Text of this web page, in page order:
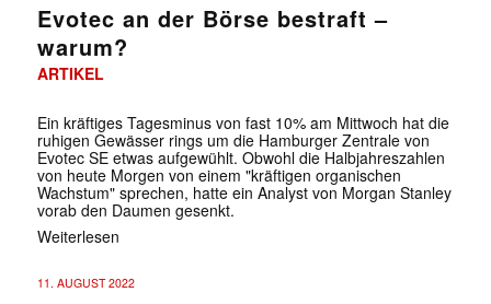
Evotec an der Börse bestraft –
warum?
ARTIKEL
Ein kräftiges Tagesminus von fast 10% am Mittwoch hat die
ruhigen Gewässer rings um die Hamburger Zentrale von
Evotec SE etwas aufgewühlt. Obwohl die Halbjahreszahlen
von heute Morgen von einem "kräftigen organischen
Wachstum" sprechen, hatte ein Analyst von Morgan Stanley
vorab den Daumen gesenkt.
Weiterlesen
11. AUGUST 2022